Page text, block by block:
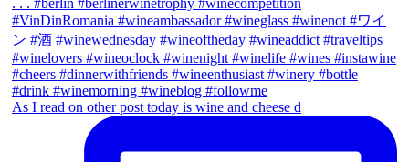
As I read on other post today is wine and cheese d